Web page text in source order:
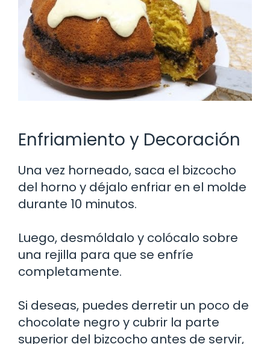
Enfriamiento y Decoración
Una vez horneado, saca el bizcocho
del horno y déjalo enfriar en el molde
durante 10 minutos.
Luego, desmóldalo y colócalo sobre
una rejilla para que se enfríe
completamente.
Si deseas, puedes derretir un poco de
chocolate negro y cubrir la parte
superior del bizcocho antes de servir,